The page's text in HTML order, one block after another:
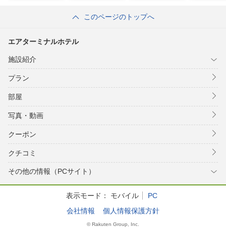
このページのトップへ
エアターミナルホテル
施設紹介
プラン
部屋
写真・動画
クーポン
クチコミ
その他の情報（PCサイト）
表示モード： モバイル
PC
会社情報
個人情報保護方針
© Rakuten Group, Inc.